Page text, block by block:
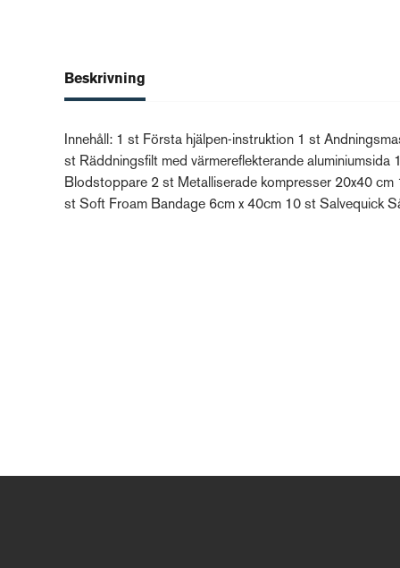
Beskrivning
Innehåll: 1 st Första hjälpen-instruktion 1 st
st Räddningsfilt med värmereflekterande
Blodstoppare 2 st Metalliserade kompresser 20x40
st Soft Froam Bandage 6cm x 40cm 10 st Salvequick